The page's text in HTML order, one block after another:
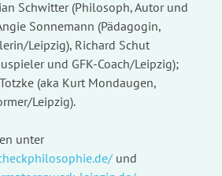
Schwitter (Philosoph, Autor und
Sonnemann (Pädagogin,
Leipzig), Richard Schut
und GFK-Coach/Leipzig);
(aka Kurt Mondaugen,
Leipzig).
unter
und